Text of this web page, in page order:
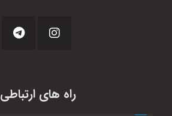
راه های ارتباطی